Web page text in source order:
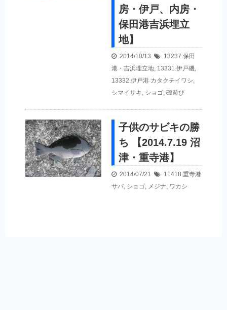
房・伊戸、内房・
保田港吉浜埋立
地】
2014/10/13
13237.保田
港・吉浜埋立地, 13331.伊戸磯,
13332.伊戸港 カタクチイワシ,
シマイサキ, ショゴ, 磯遊び
子供のサビキの勝
ち 【2014.7.19 沼
津・重寺港】
2014/07/21
11418.重寺港
サバ, ショゴ, メジナ, ワカシ